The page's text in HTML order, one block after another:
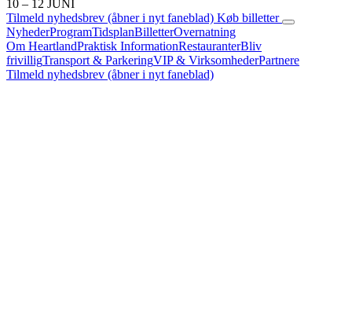
10 – 12 JUNI
Tilmeld nyhedsbrev (åbner i nyt faneblad) Køb billetter
NyhederProgramTidsplanBilletterOvernatning
Om HeartlandPraktisk InformationRestauranterBliv
frivilligTransport & ParkeringVIP & VirksomhederPartnere
Tilmeld nyhedsbrev (åbner i nyt faneblad)